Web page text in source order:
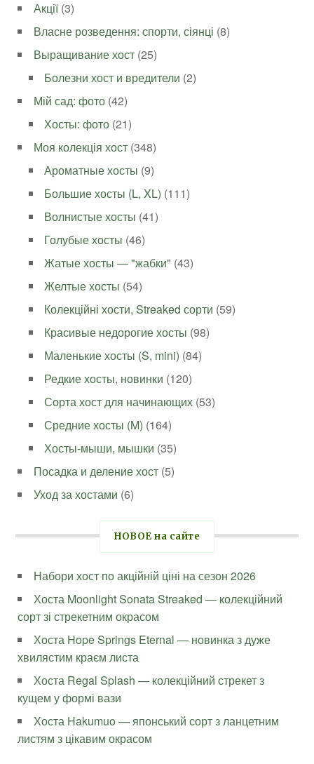
Акції(3)
Власне розведення: спорти, сіянці (8)
Выращивание хост (25)
Болезни хост и вредители (2)
Мій сад: фото (42)
Хосты: фото (21)
Моя колекція хост (348)
Ароматные хосты (9)
Большие хосты (L, XL) (111)
Волнистые хосты (41)
Голубые хосты (46)
Жатые хосты — "жабки" (43)
Желтые хосты (54)
Колекційні хости, Streaked сорти (59)
Красивые недорогие хосты (98)
Маленькие хосты (S, mini) (84)
Редкие хосты, новинки (120)
Сорта хост для начинающих (53)
Средние хосты (M) (164)
Хосты-мыши, мышки (35)
Посадка и деление хост (5)
Уход за хостами (6)
НОВОЕ на сайте
Набори хост по акційній ціні на сезон 2026
Хоста Moonlight Sonata Streaked — колекційний
сорт зі стрекетним окрасом
Хоста Hope Springs Eternal — новинка з дуже
хвилястим краєм листа
Хоста Regal Splash — колекційний стрекет з
кущем у формі вази
Хоста Hakumuo — японський сорт з ланцетним
листям з цікавим окрасом